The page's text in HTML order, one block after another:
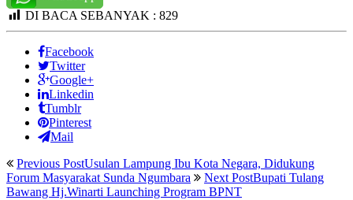
DI BACA SEBANYAK : 829
Facebook
Twitter
Google+
Linkedin
Tumblr
Pinterest
Mail
Previous PostUsulan Lampung Ibu Kota Negara, Didukung
Forum Masyarakat Sunda Ngumbara
Next PostBupati Tulang
Bawang Hj.Winarti Launching Program BPNT